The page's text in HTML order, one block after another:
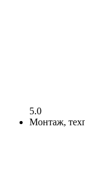
5.0
Монтаж,